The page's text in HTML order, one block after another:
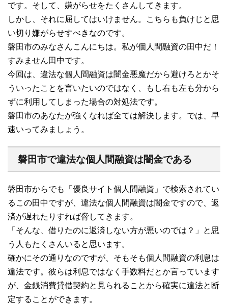
です。そして、嫌がらせをたくさんしてきます。
しかし、それに屈してはいけません。こちらも負けじと思
い切り嫌がらせすべきなのです。
磐田市のみなさんこんにちは。私が個人間融資の田中だ！
すみません田中です。
今回は、違法な個人間融資は闇金悪魔だから避けろとかそ
ういったことを言いたいのではなく、もし右も左も分から
ずに利用してしまった場合の対処法です。
磐田市のあなたが強くなれば全ては解決します。では、早
速いってみましょう。
磐田市で違法な個人間融資は闇金である
磐田市からでも「優良サイト個人間融資」で検索されてい
るこの田中ですが、違法な個人間融資は闇金ですので、返
済が遅れたりすれば脅してきます。
「そんな、借りたのに返済しない方が悪いのでは？」と思
う人もたくさんいると思います。
確かにその通りなのですが、そもそも個人間融資の利息は
違法です。彼らは利息ではなく手数料だとか言っています
が、金銭消費貸借契約と見られることから確実に違法と断
定することができます。